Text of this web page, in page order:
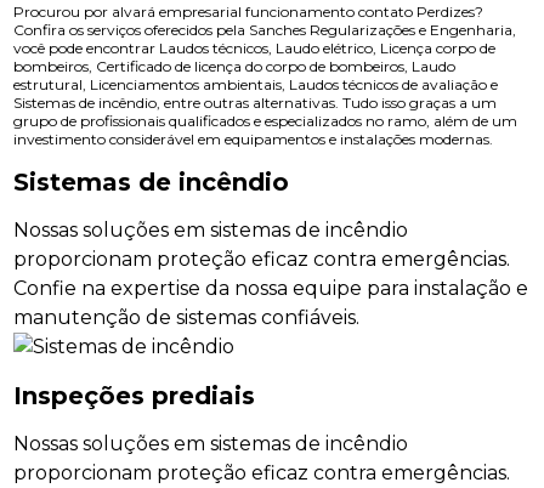
Procurou por alvará empresarial funcionamento contato Perdizes?
Confira os serviços oferecidos pela Sanches Regularizações e Engenharia,
você pode encontrar Laudos técnicos, Laudo elétrico, Licença corpo de
bombeiros, Certificado de licença do corpo de bombeiros, Laudo
estrutural, Licenciamentos ambientais, Laudos técnicos de avaliação e
Sistemas de incêndio, entre outras alternativas. Tudo isso graças a um
grupo de profissionais qualificados e especializados no ramo, além de um
investimento considerável em equipamentos e instalações modernas.
Sistemas de incêndio
Nossas soluções em sistemas de incêndio
proporcionam proteção eficaz contra emergências.
Confie na expertise da nossa equipe para instalação e
manutenção de sistemas confiáveis.
Inspeções prediais
Nossas soluções em sistemas de incêndio
proporcionam proteção eficaz contra emergências.